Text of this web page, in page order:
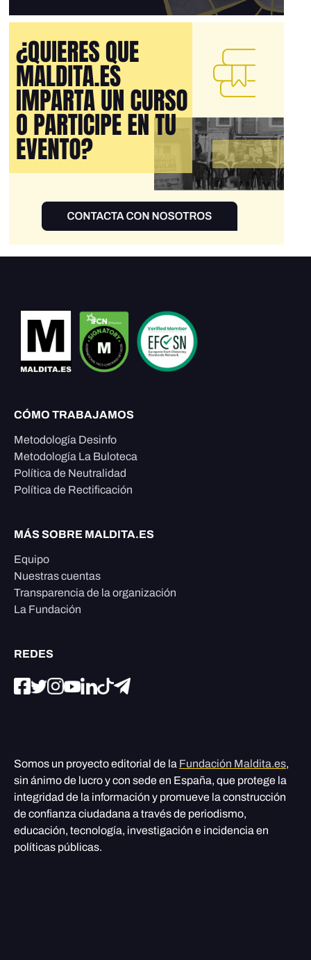
CÓMO TRABAJAMOS
Metodología Desinfo
Metodología La Buloteca
Política de Neutralidad
Política de Rectificación
MÁS SOBRE MALDITA.ES
Equipo
Nuestras cuentas
Transparencia de la organización
La Fundación
REDES
Somos un proyecto editorial de la Fundación Maldita.es,
sin ánimo de lucro y con sede en España, que protege la
integridad de la información y promueve la construcción
de confianza ciudadana a través de periodismo,
educación, tecnología, investigación e incidencia en
políticas públicas.